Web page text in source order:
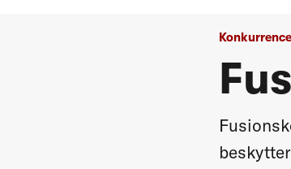
Konkurrence